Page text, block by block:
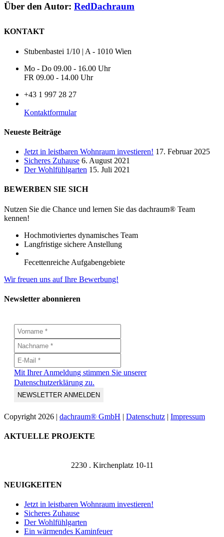
Projektphasen
Facebook
X
Reddit
LinkedIn
WhatsApp
Tumblr
Pinterest
Vk
E-
Über den Autor: RedDachraum
KONTAKT
Stubenbastei 1/10 | A - 1010 Wien
Mo - Do 09.00 - 16.00 Uhr
FR 09.00 - 14.00 Uhr
+43 1 997 28 27
Kontaktformular
Neueste Beiträge
Jetzt in leistbaren Wohnraum investieren! 17. Februar 2025
Sicheres Zuhause 6. August 2021
Der Wohlfühlgarten 15. Juli 2021
BEWERBEN SIE SICH
Nutzen Sie die Chance und lernen Sie das dachraum® Team
kennen!
Hochmotiviertes dynamisches Team
Langfristige sichere Anstellung
Fecettenreiche Aufgabengebiete
Wir freuen uns auf Ihre Bewerbung!
Newsletter abonnieren
Mit Ihrer Anmeldung stimmen Sie unserer
Datenschutzerklärung zu.
Copyright 2026 | dachraum® GmbH | Datenschutz | Impressum
Toggle
AKTUELLE PROJEKTE
2230 . Kirchenplatz 10-11
NEUIGKEITEN
Jetzt in leistbaren Wohnraum investieren!
Sicheres Zuhause
Der Wohlfühlgarten
Ein wärmendes Kaminfeuer